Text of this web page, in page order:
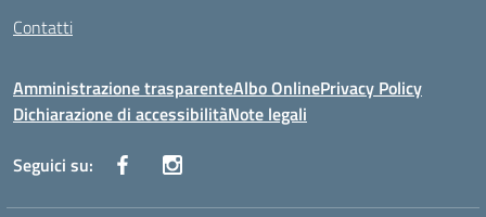
Contatti
Amministrazione trasparenteAlbo OnlinePrivacy Policy
Dichiarazione di accessibilitàNote legali
Seguici su: